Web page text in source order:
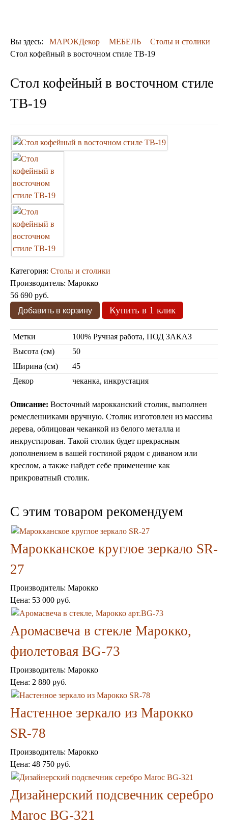
Люстры из мозаики
Марокканские Мозаичные
Бра из мозаики
Бра со стеклом
Марокканские
Марокканские лампы
Торшеры
Марокканские Мозаичные
Торшеры Мозаика
Торшеры со стеклом
Светильники в хамам
Светильники дизайнерские
Светильники Лофт
Люстры для мечети
Фонари
Абажуры
Столы и столики
Комоды и тумбы
Пуфы и стулья
Ширмы
Обеденные группы
Спальня Марокко
Светильники для хамама
Курны в хамам
Кувшины и чаши в хамам
Раковины латунные и медные
Аксессуары в хамам
Вы здесь: МАРОКДекор МЕБЕЛЬ
Столы и столики
Стол кофейный в восточном стиле TВ-19
Стол кофейный в восточном стиле
TВ-19
Категория: Столы и столики
Производитель: Марокко
56 690 руб.
Купить в 1 клик
Метки
100% Ручная работа, ПОД ЗАКАЗ
Высота (см)
50
Ширина (см)
45
Декор
чеканка, инкрустация
Описание: Восточный марокканский столик, выполнен
ремесленниками вручную. Столик изготовлен из массива
дерева, облицован чеканкой из белого металла и
инкрустирован. Такой столик будет прекрасным
дополнением в вашей гостиной рядом с диваном или
креслом, а также найдет себе применение как
прикроватный столик.
C этим товаром рекомендуем
Марокканское круглое зеркало SR-
27
Производитель: Марокко
Цена: 53 000 руб.
Аромасвеча в стекле Марокко,
фиолетовая BG-73
Производитель: Марокко
Цена: 2 880 руб.
Настенное зеркало из Марокко
SR-78
Производитель: Марокко
Цена: 48 750 руб.
Дизайнерский подсвечник серебро
Maroc BG-321